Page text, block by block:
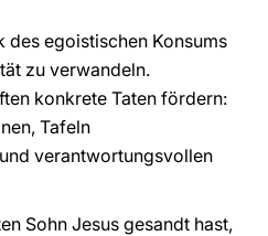
des egoistischen Konsums
zu verwandeln.
konkrete Taten fördern:
Tafeln
verantwortungsvollen
Sohn Jesus gesandt hast,